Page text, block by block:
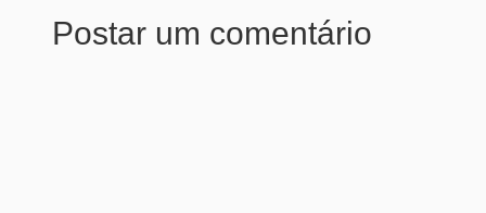
Postar um comentário